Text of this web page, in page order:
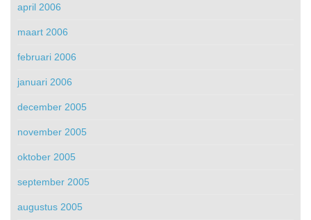
april 2006
maart 2006
februari 2006
januari 2006
december 2005
november 2005
oktober 2005
september 2005
augustus 2005